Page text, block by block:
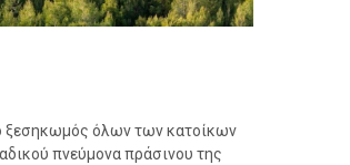
ξεσηκωμός όλων των κατοίκων
πνεύμονα πράσινου της